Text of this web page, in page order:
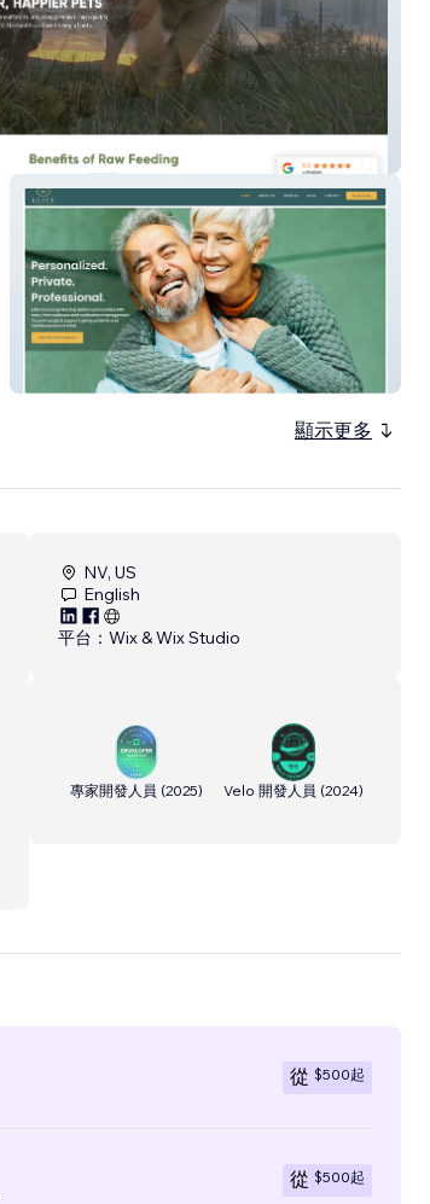
Elite Concierge Nursing
顯示更多
NV, US
English
平台： Wix & Wix Studio
專家開發人員 (2025) Velo 開發人員 (2024)
從 $500起
從 $500起